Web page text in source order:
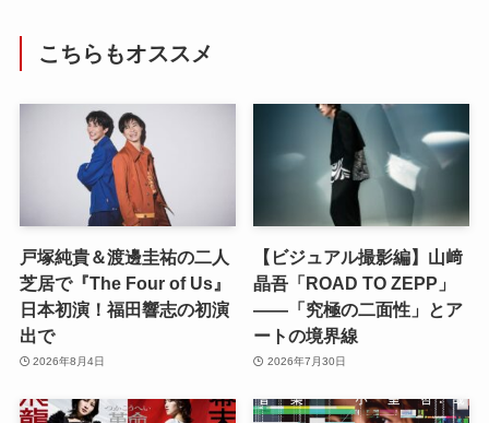
こちらもオススメ
戸塚純貴＆渡邊圭祐の二人
芝居で『The Four of Us』
日本初演！福田響志の初演
出で
2026年8月4日
【ビジュアル撮影編】山﨑
晶吾「ROAD TO ZEPP」
――「究極の二面性」とア
ートの境界線
2026年7月30日